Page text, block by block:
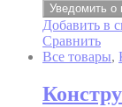
Уведомить о
Добавить в
Сравнить
Все товары,